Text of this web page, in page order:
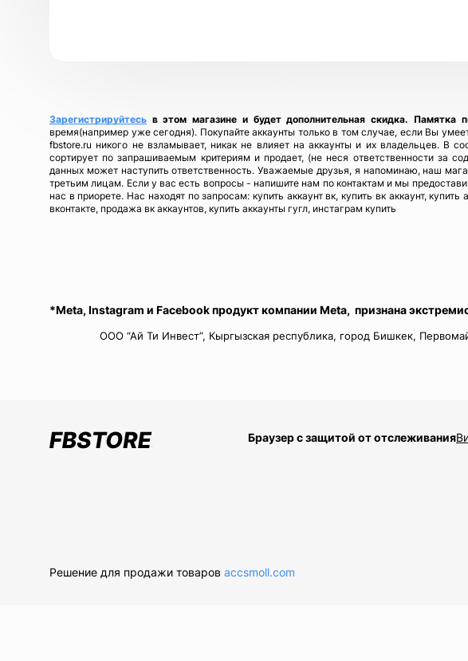
Зарегистрируйтесь в этом магазине и будет дополнительная скидка. Памятка
время(например уже сегодня). Покупайте аккаунты только в том случае, если Вы
fbstore.ru никого не взламывает, никак не влияет на аккаунты и их владельцев. В
сортирует по запрашиваемым критериям и продает, (не неся ответственности за
данных может наступить ответственность. Уважаемые друзья, я напоминаю, наш
третьим лицам. Если у вас есть вопросы - напишите нам по контактам и мы
нас в приорете. Нас находят по запросам: купить аккаунт вк, купить вк аккаунт,
вконтакте, продажа вк аккаунтов, купить аккаунты гугл, инстаграм купить
*Meta, Instagram и Facebook продукт компании Meta, признана
ООО “Ай Ти Инвест”, Кыргызская республика, город Бишкек,
Браузер с защитой от отслеживания
Решение для продажи товаров accsmoll.com